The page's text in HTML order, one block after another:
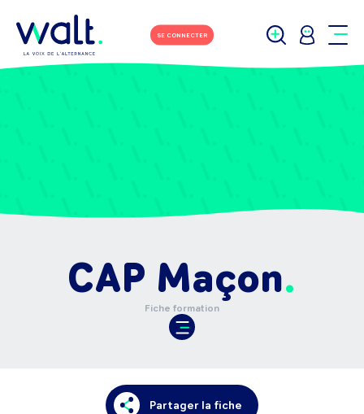
SE CONNECTER
CAP Maçon
Fiche formation
Partager la fiche